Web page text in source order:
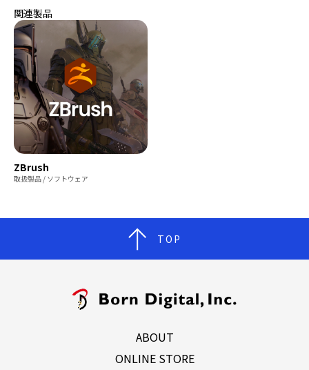
関連製品
ZBrush
取扱製品 / ソフトウェア
TOP
ABOUT
ONLINE STORE